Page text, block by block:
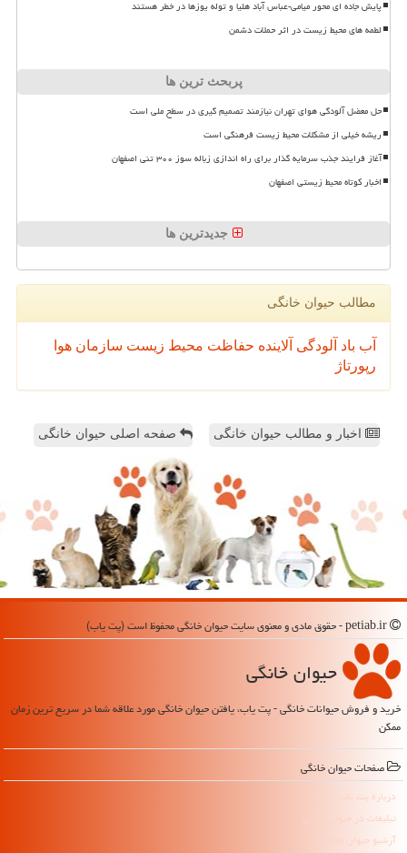
پایش جاده ای محور میامی-عباس آباد هلیا و توله یوزها در خطر هستند
لطمه های محیط زیست در اثر حملات دشمن
پربحث ترین ها
حل معضل آلودگی هوای تهران نیازمند تصمیم گیری در سطح ملی است
ریشه خیلی از مشکلات محیط زیست فرهنگی است
آغاز فرایند جذب سرمایه گذار برای راه اندازی زباله سوز ۳۰۰ تنی اصفهان
اخبار کوتاه محیط زیستی اصفهان
جدیدترین ها
مطالب حیوان خانگی
آب باد آلودگی آلاینده حفاظت محیط زیست سازمان هوا
رپورتاژ
اخبار و مطالب حیوان خانگی صفحه اصلی حیوان خانگی
حیوان خانگی
خرید و فروش حیوانات خانگی - پت یاب، یافتن حیوان خانگی مورد علاقه شما در سریع ترین زمان
ممکن
صفحات حیوان خانگی
درباره پت یاب
تبلیغات در حیوان خانگی
آرشیو حیوان خانگی